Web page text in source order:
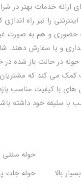
را نیز راه اندازی
حضوری و هم به صورت
و یا سفارش دهند.
در حالت باز شده
کمک می کند که مشتریان
های با کیفیت مناسب
با سلیقه خود داشته
حوله سنتی
بالا
حوله جات